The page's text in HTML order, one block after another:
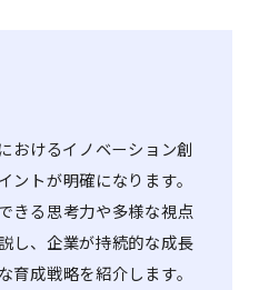
おけるイノベーション創
ントが明確になります。
きる思考力や多様な視点
し、企業が持続的な成長
育成戦略を紹介します。